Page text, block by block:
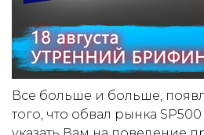
Все больше и больше,
того, что обвал рынка